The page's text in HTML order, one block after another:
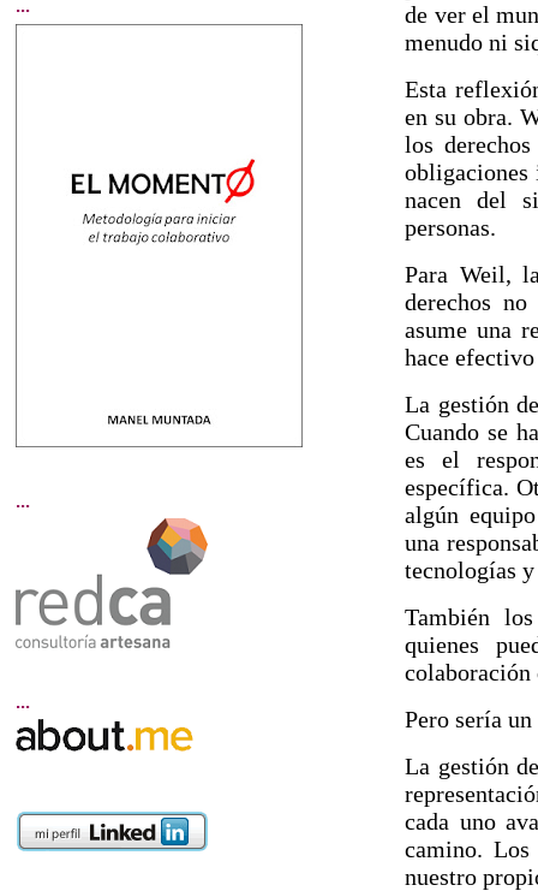
de ver el
menudo ni
Esta
en su obra.
los
obligaciones
nacen del
personas.
Para Weil,
derechos
asume una
hace
La gestión
Cuando se
es el
específica.
algún
una
tecnologías
También
quienes
colaboración
Pero sería
La gestión
cada uno
camino. Los
nuestro
...
...
...